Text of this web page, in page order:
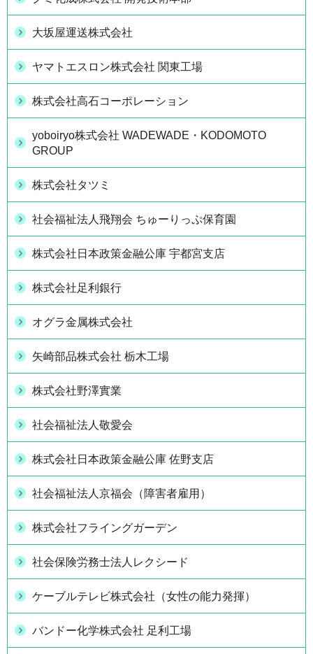
大坂屋運送株式会社
ヤマトエスロン株式会社 関東工場
株式会社高石コーポレーション
yoboiryo株式会社 WADEWADE・KODOMOTO
GROUP
株式会社タツミ
社会福祉法人飛翔会 ちゅーりっぷ保育園
株式会社日本政策金融公庫 宇都宮支店
株式会社足利銀行
オグラ金属株式会社
矢崎部品株式会社 栃木工場
株式会社野澤實業
社会福祉法人敬愛会
株式会社日本政策金融公庫 佐野支店
社会福祉法人京福会（障害者雇用）
株式会社フライングガーデン
社会保険労務士法人レクシード
ケーブルテレビ株式会社（女性の能力発揮）
バンドー化学株式会社 足利工場